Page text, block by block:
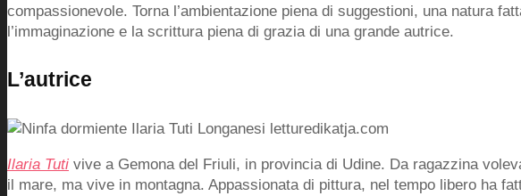
compassionevole. Torna l’ambientazione piena di suggestioni, una natura
l’immaginazione e la scrittura piena di grazia di una grande autrice.
L’autrice
Ilaria Tuti vive a Gemona del Friuli, in provincia di Udine. Da ragazzina
il mare, ma vive in montagna. Appassionata di pittura, nel tempo libero ha